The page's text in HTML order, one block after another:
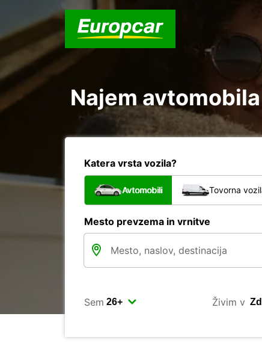
Najem
Katera vrsta vozila?
Avtomobili Tovorna
Mesto prevzema in vrnitve
Sem Živim v